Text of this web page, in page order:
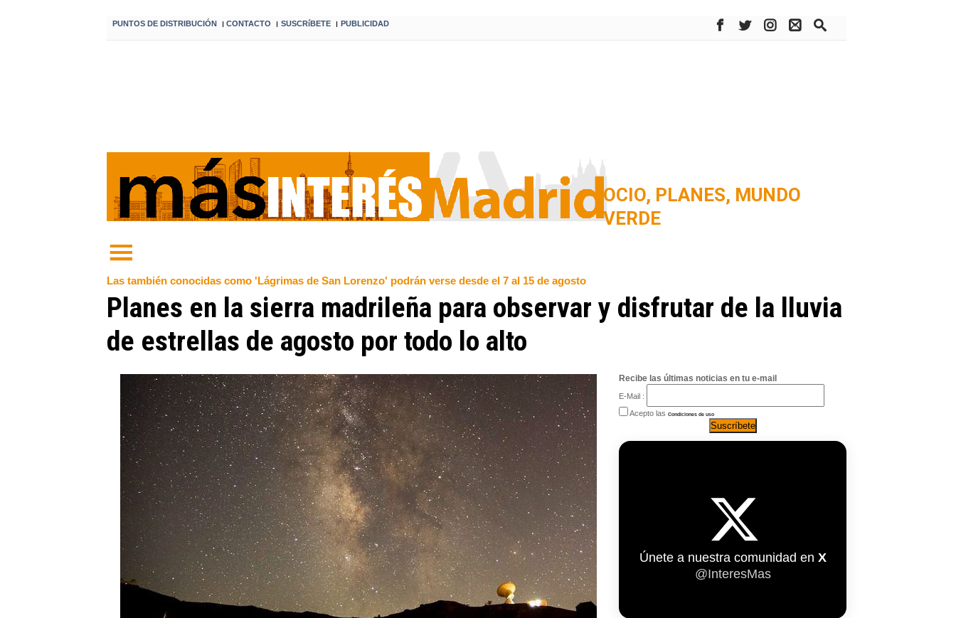
PUNTOS DE DISTRIBUCIÓN I CONTACTO I SUSCRíBETE I PUBLICIDAD
OCIO, PLANES, MUNDO
VERDE
Las también conocidas como 'Lágrimas de San Lorenzo' podrán verse desde el 7 al 15 de agosto
Planes en la sierra madrileña para observar y disfrutar de la lluvia
de estrellas de agosto por todo lo alto
Recibe las últimas noticias en tu e-mail
E-Mail :
Acepto las Condiciones de uso
Únete a nuestra comunidad en X
@InteresMas